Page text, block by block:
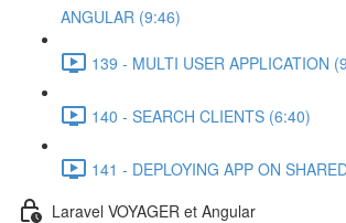
ANGULAR (9:46)
139 - MULTI USER APPLICATION
140 - SEARCH CLIENTS (6:40)
141 - DEPLOYING APP ON
Laravel VOYAGER et Angular